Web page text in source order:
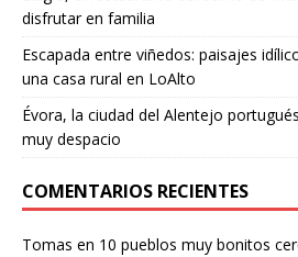
disfrutar en familia
Escapada entre viñedos: paisajes
una casa rural en LoAlto
Évora, la ciudad del Alentejo
muy despacio
COMENTARIOS RECIENTES
Tomas en 10 pueblos muy bonitos